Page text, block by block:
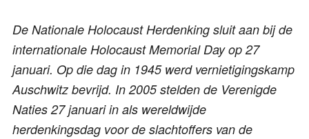
De Nationale Holocaust Herdenking sluit aan bij de
internationale Holocaust Memorial Day op 27
januari. Op die dag in 1945 werd vernietigingskamp
Auschwitz bevrijd. In 2005 stelden de Verenigde
Naties 27 januari in als wereldwijde
herdenkingsdag voor de slachtoffers van de